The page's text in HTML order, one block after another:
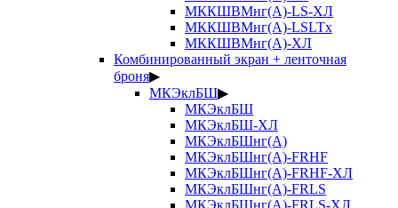
МККШВМнг(А)-LS-ХЛ
МККШВМнг(А)-LSLTx
МККШВМнг(А)-ХЛ
Комбинированный экран + ленточная
броня▶
МКЭклБШ▶
МКЭклБШ
МКЭклБШ-ХЛ
МКЭклБШнг(А)
МКЭклБШнг(А)-FRHF
МКЭклБШнг(А)-FRHF-ХЛ
МКЭклБШнг(А)-FRLS
МКЭклБШнг(А)-FRLS-ХЛ